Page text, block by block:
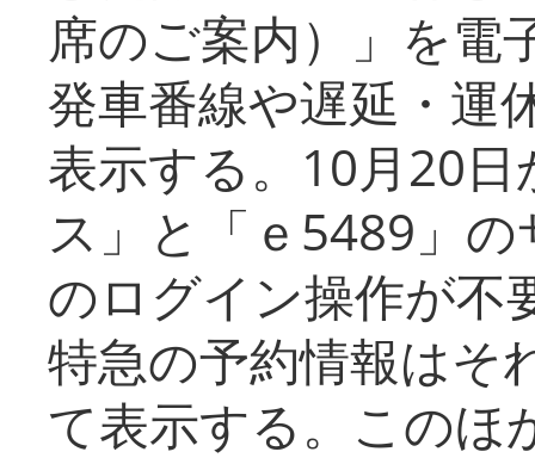
席のご案内）」を電
発車番線や遅延・運
表示する。10月20
ス」と「ｅ5489」
のログイン操作が不
特急の予約情報はそ
て表示する。このほ